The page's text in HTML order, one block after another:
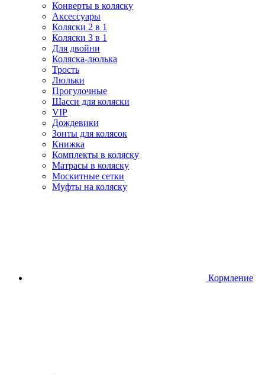
Конверты в коляску
Аксессуары
Коляски 2 в 1
Коляски 3 в 1
Для двойни
Коляска-люлька
Трость
Люльки
Прогулочные
Шасси для коляски
VIP
Дождевики
Зонты для колясок
Книжка
Комплекты в коляску
Матрасы в коляску
Москитные сетки
Муфты на коляску
Кормление